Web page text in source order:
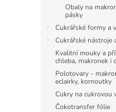
Obaly na
pásky
Cukrářské formy a
Cukrářské nástroje
Kvalitní mouky a
chleba, makronek i
Polotovary -
eclairky, kornoutky
Cukry na cukrovou
Čokotransfer fólie